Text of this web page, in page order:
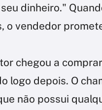
dinheiro."
o vendedor
chegou a
logo depois. O
não possui